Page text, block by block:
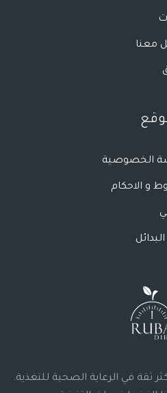
معنا
الخصوصية
و الاحكام
، نحن الأكثر ثقة في الرعاية الصحية للتغذية.